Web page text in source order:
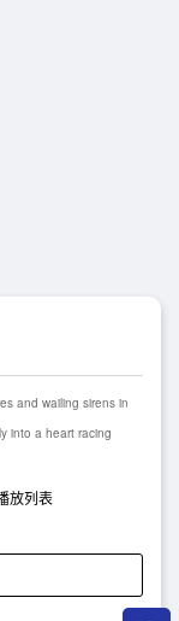
and wailing sirens in
into a heart racing
放列表